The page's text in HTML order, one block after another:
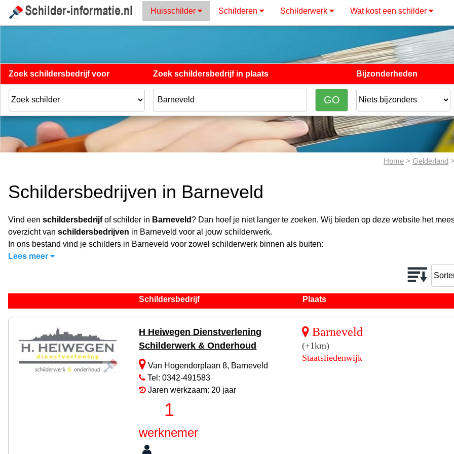
Huisschilder Schilderen Schilderwerk Wat kost een schilder
Zoek schildersbedrijf voor Zoek schildersbedrijf in plaats Bijzonderheden
Home > Gelderland
Schildersbedrijven in Barneveld
Vind een schildersbedrijfof schilder in Barneveld? Dan hoef je niet langer te zoeken. Wij bieden op deze website het
overzicht van schildersbedrijven in Barneveld voor al jouw schilderwerk.
In ons bestand vind je schilders in Barneveld voor zowel schilderwerk binnen als buiten:
Lees meer
Schildersbedrijf Plaats
H Heiwegen Dienstverlening
Schilderwerk & Onderhoud
Van Hogendorplaan 8, Barneveld
Tel: 0342-491583
Jaren werkzaam: 20 jaar
1
werknemer
Barneveld
(+1km)
Staatsliedenwijk